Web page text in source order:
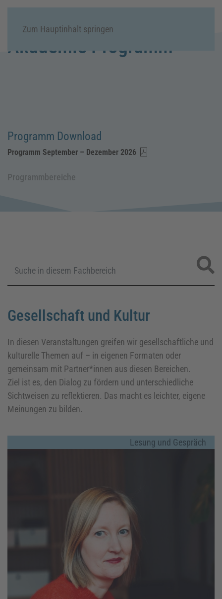
Zum Hauptinhalt springen
Akademie Programm
Programm Download
Programm September – Dezember 2026
Programmbereiche
Gesellschaft und Kultur
In diesen Veranstaltungen greifen wir gesellschaftliche und
kulturelle Themen auf – in eigenen Formaten oder
gemeinsam mit Partner*innen aus diesen Bereichen.
Ziel ist es, den Dialog zu fördern und unterschiedliche
Sichtweisen zu reflektieren. Das macht es leichter, eigene
Meinungen zu bilden.
Lesung und Gespräch